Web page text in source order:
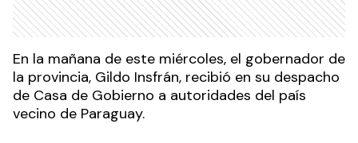
En la mañana de este miércoles, el gobernador de
la provincia, Gildo Insfrán, recibió en su despacho
de Casa de Gobierno a autoridades del país
vecino de Paraguay.